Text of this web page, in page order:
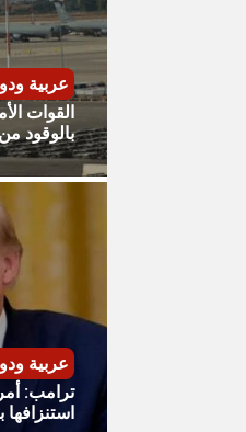
عربية
القوات
بالوقود
عربية
ترامب: